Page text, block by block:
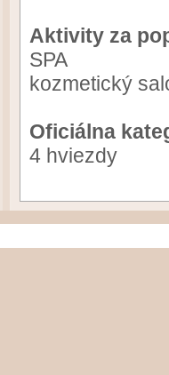
Aktivity za
SPA
kozmetický
Oficiálna
4 hviezdy